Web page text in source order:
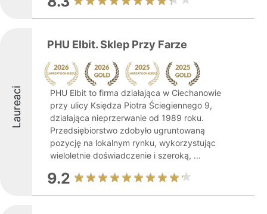
Laureaci
PHU Elbit. Sklep Przy Farze
PHU Elbit to firma działająca w Ciechanowie
przy ulicy Księdza Piotra Ściegiennego 9,
działająca nieprzerwanie od 1989 roku.
Przedsiębiorstwo zdobyło ugruntowaną
pozycję na lokalnym rynku, wykorzystując
wieloletnie doświadczenie i szeroką, ...
9.2